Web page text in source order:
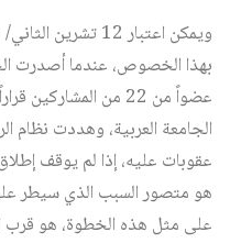
عضواً من 22 من
الجامعة العربية، وهددت نظام
عقوبات عليه، إذا لم يوقف
هو متصور السبب الذي سيطر
على مثل هذه الخطوة، هو قرب